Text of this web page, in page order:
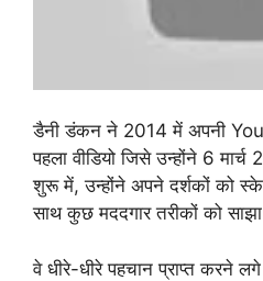
डैनी डंकन ने 2014 में अपनी
पहला वीडियो जिसे उन्होंने 6
शुरू में, उन्होंने अपने दर्शकों को
साथ कुछ मददगार तरीकों को
वे धीरे-धीरे पहचान प्राप्त करने